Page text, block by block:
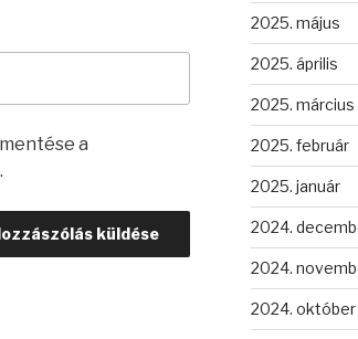
a
2025. május
2025. április
2025. március
2025. február
2025. január
2024.
2024.
2024. október